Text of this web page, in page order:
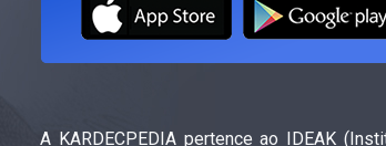
A KARDECPEDIA pertence ao IDEAK